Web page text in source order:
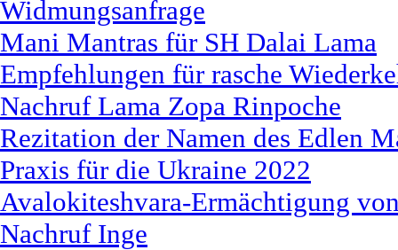
Widmungsanfrage
Mani Mantras für SH Dalai Lama
Empfehlungen für rasche
Nachruf Lama Zopa Rinpoche
Rezitation der Namen des Edlen
Praxis für die Ukraine 2022
Avalokiteshvara-Ermächtigung
Nachruf Inge